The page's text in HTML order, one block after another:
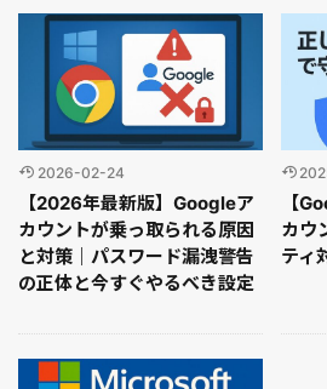
2026-02-24
【2026年最新版】Googleア
カウントが乗っ取られる原因
と対策｜パスワード漏洩警告
の正体と今すぐやるべき設定
【
カウ
ティ